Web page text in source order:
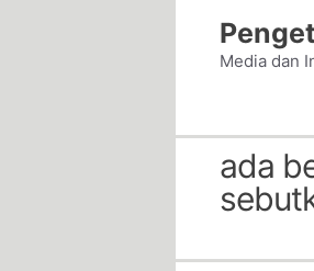
Media dan
ada